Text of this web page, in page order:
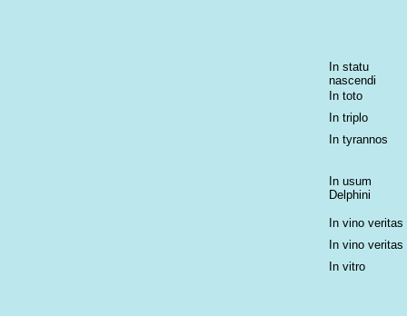
In statu
nascendi
In toto
In triplo
In tyrannos
In usum
Delphini
In vino veritas
In vino veritas
In vitro